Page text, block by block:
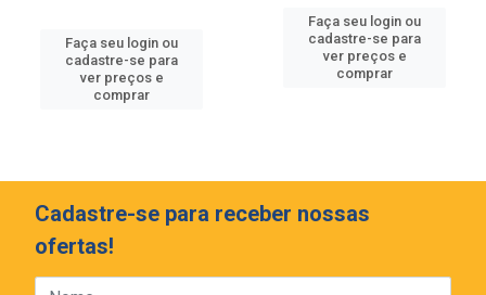
Faça seu login ou
cadastre-se para
ver preços e
comprar
Faça seu login ou
cadastre-se para
ver preços e
comprar
Cadastre-se para receber nossas
ofertas!